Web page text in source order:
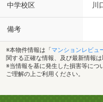
中学校区 川
備考
※本物件情報は「 マンションレビュ
関する正確な情報、及び最新情報
※当情報を基に発生した損害等につ
ご理解の上ご利用ください。